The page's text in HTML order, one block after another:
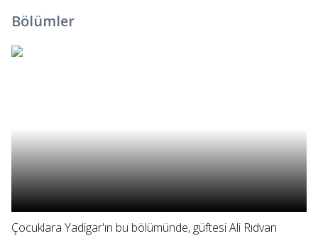
Bölümler
Çocuklara Yadigar'ın bu bölümünde, güftesi Ali Rıdvan